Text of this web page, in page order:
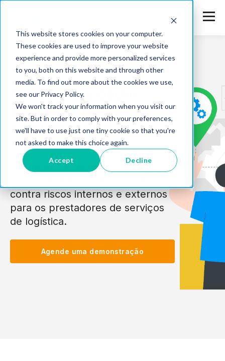
This website stores cookies on your computer.
These cookies are used to improve your website
experience and provide more personalized services
to you, both on this website and through other
media. To find out more about the cookies we use,
see our Privacy Policy.
We won't track your information when you visit our
site. But in order to comply with your preferences,
we'll have to use just one tiny cookie so that you're
not asked to make this choice again.
Accept Decline
Proteção de dados
confidenciaispara o
setor de logística
Mantenha a confiança, garanta a
contra riscos internos e externos
para os prestadores de serviços
de logística.
Agende uma demonstração